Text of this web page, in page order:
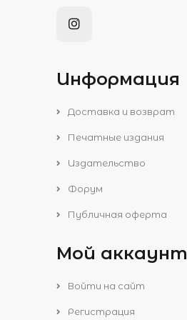
Информация
Доставка и возврат
Печатные издания
Издательство
Форум
Публичная оферта
Мой аккаунт
Войти на сайт
Регистрация